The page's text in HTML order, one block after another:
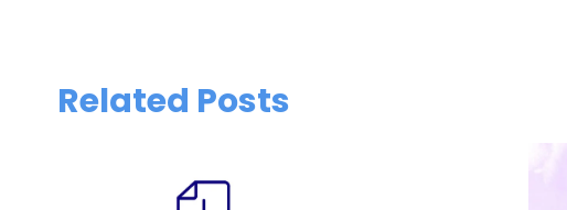
Related Posts